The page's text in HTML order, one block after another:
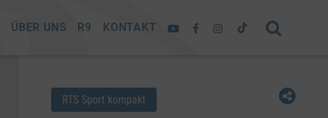
ÜBER UNS R9 KONTAKT
RTS Sport kompakt